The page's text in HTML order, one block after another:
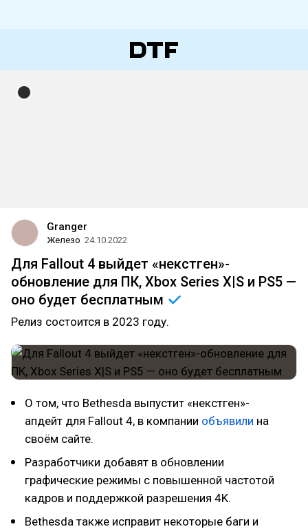
Granger
Железо 24.10.2022
Для Fallout 4 выйдет «некстген»-
обновление для ПК, Xbox Series X|S и PS5 —
оно будет бесплатным
Релиз состоится в 2023 году.
О том, что Bethesda выпустит «некстген»-
апдейт для Fallout 4, в компании объявили на
своём сайте.
Разработчики добавят в обновлении
графические режимы с повышенной частотой
кадров и поддержкой разрешения 4K.
Bethesda также исправит некоторые баги и